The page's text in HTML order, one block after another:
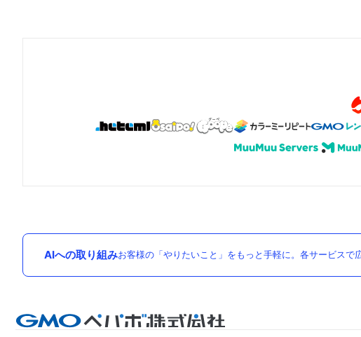
AIへの取り組みお客様の「やりたいこと」をもっと手軽に。各サービスで